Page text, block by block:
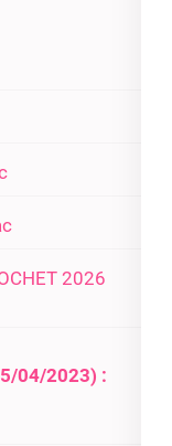
2026
04/2023) :